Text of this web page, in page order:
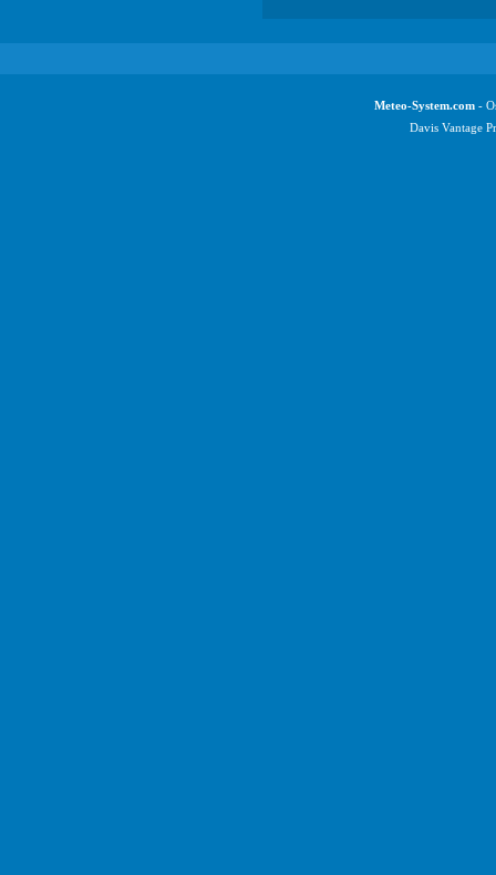
Meteo-System.com-
Davis Vantage